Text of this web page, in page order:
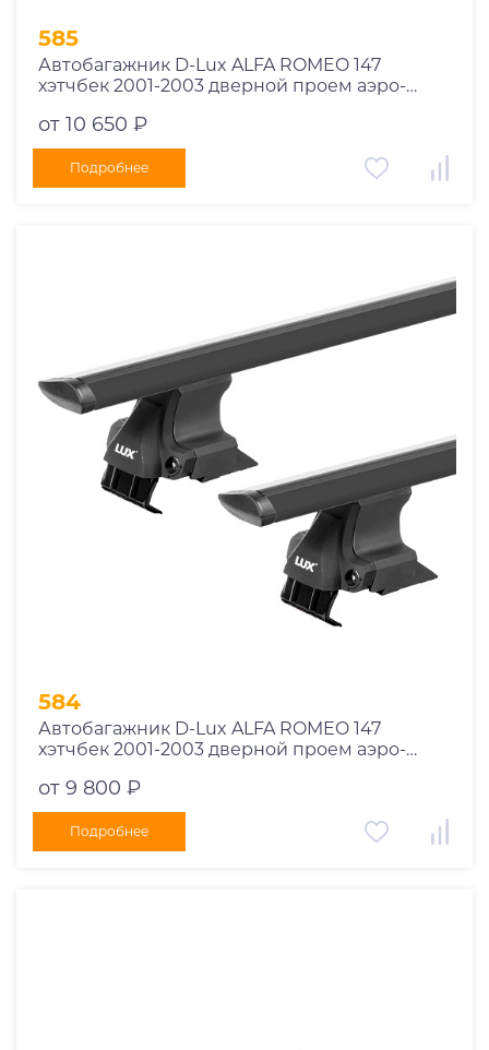
585
Автобагажник D-Lux ALFA ROMEO 147
хэтчбек 2001-2003 дверной проем аэро-
от 10 650 ₽
Подробнее
584
Автобагажник D-Lux ALFA ROMEO 147
хэтчбек 2001-2003 дверной проем аэро-
от 9 800 ₽
Подробнее